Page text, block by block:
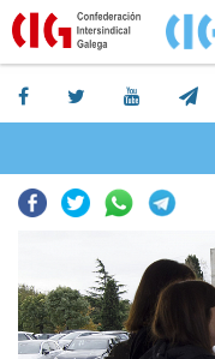
Facebook
TwitterWhatsapp